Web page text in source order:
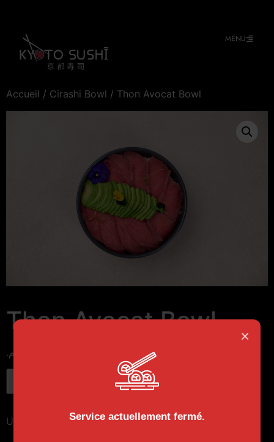
MENU
Accueil / Cirashi Bowl / Thon Avocat Bowl
Thon Avocat Bowl
د.م.
Ajouter au panier
UGS : Catégorie : Cirashi Bowl
×
Service actuellement fermé.